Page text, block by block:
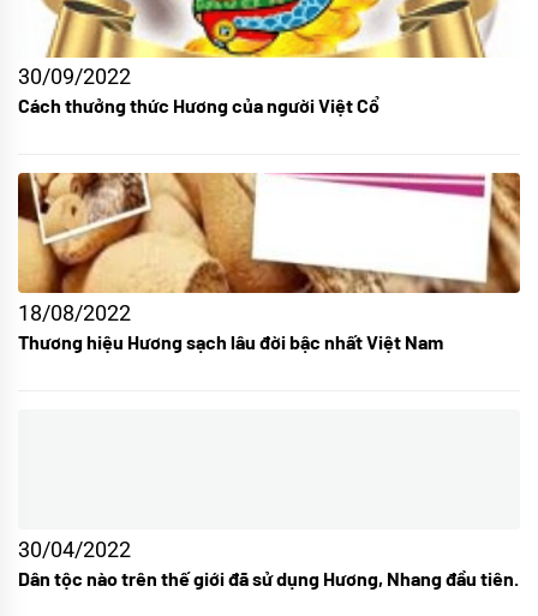
30/09/2022
Cách thưởng thức Hương của người Việt Cổ
18/08/2022
Thương hiệu Hương sạch lâu đời bậc nhất Việt Nam
30/04/2022
Dân tộc nào trên thế giới đã sử dụng Hương, Nhang đầu tiên.